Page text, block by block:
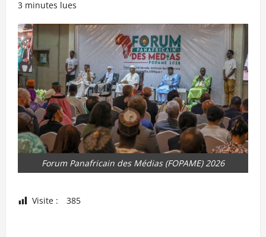
3 minutes lues
Forum Panafricain des Médias (FOPAME) 2026
Visite : 385